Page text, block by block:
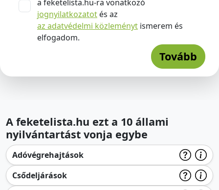
a feketelista.hu-ra vonatkozó
jognyilatkozatot és az
az adatvédelmi közleményt ismerem és
elfogadom.
Tovább
A feketelista.hu ezt a 10 állami
nyilvántartást vonja egybe
Adóvégrehajtások
Csődeljárások